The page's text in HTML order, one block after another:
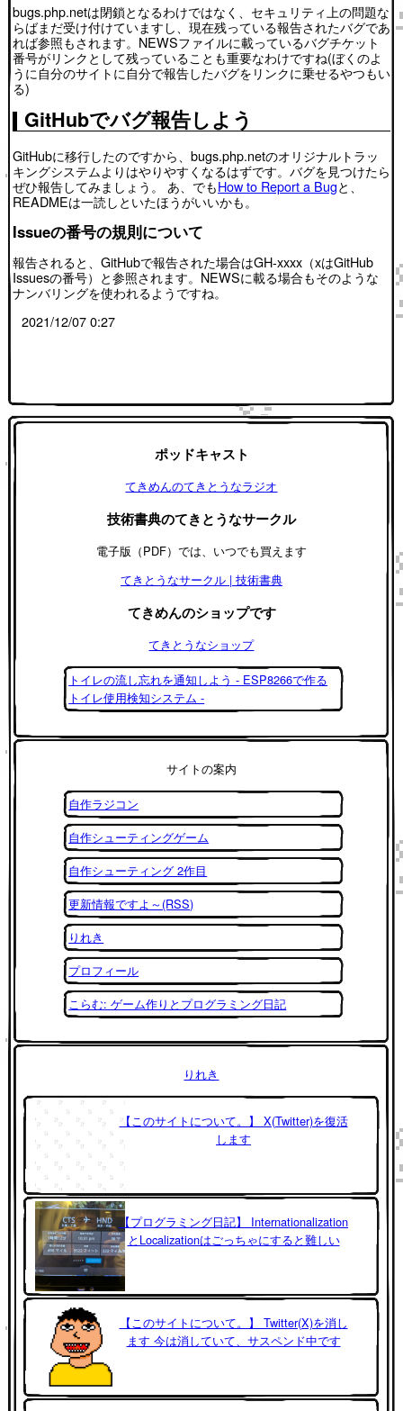
bugs.php.netは閉鎖となるわけではなく、セキュリティ上の問題な
らばまだ受け付けていますし、現在残っている報告されたバグであ
れば参照もされます。NEWSファイルに載っているバグチケット
番号がリンクとして残っていることも重要なわけですね(ぼくのよ
うに自分のサイトに自分で報告したバグをリンクに乗せるやつもい
る)
GitHubでバグ報告しよう
GitHubに移行したのですから、bugs.php.netのオリジナルトラッ
キングシステムよりはやりやすくなるはずです。バグを見つけたら
ぜひ報告してみましょう。 あ、でもHow to Report a Bugと、
READMEは一読しといたほうがいいかも。
Issueの番号の規則について
報告されると、GitHubで報告された場合はGH-xxxx（xはGitHub
Issuesの番号）と参照されます。NEWSに載る場合もそのような
ナンバリングを使われるようですね。
2021/12/07 0:27
ポッドキャスト
てきめんのてきとうなラジオ
技術書典のてきとうなサークル
電子版（PDF）では、いつでも買えます
てきとうなサークル | 技術書典
てきめんのショップです
てきとうなショップ
トイレの流し忘れを通知しよう - ESP8266で作る
トイレ使用検知システム -
サイトの案内
自作ラジコン
自作シューティングゲーム
自作シューティング 2作目
更新情報ですよ～(RSS)
りれき
プロフィール
こらむ: ゲーム作りとプログラミング日記
りれき
【このサイトについて。】 X(Twitter)を復活
します
【プログラミング日記】 Internationalization
とLocalizationはごっちゃにすると難しい
【このサイトについて。】 Twitter(X)を消し
ます 今は消していて、サスペンド中です